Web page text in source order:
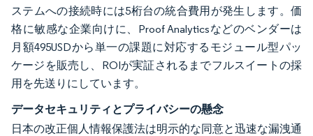
ステムへの接続時には5桁台の統合費用が発生します。価
格に敏感な企業向けに、Proof Analyticsなどのベンダーは
月額495USDから単一の課題に対応するモジュール型パッ
ケージを販売し、ROIが実証されるまでフルスイートの採
用を先送りにしています。
データセキュリティとプライバシーの懸念
日本の改正個人情報保護法は明示的な同意と迅速な漏洩通